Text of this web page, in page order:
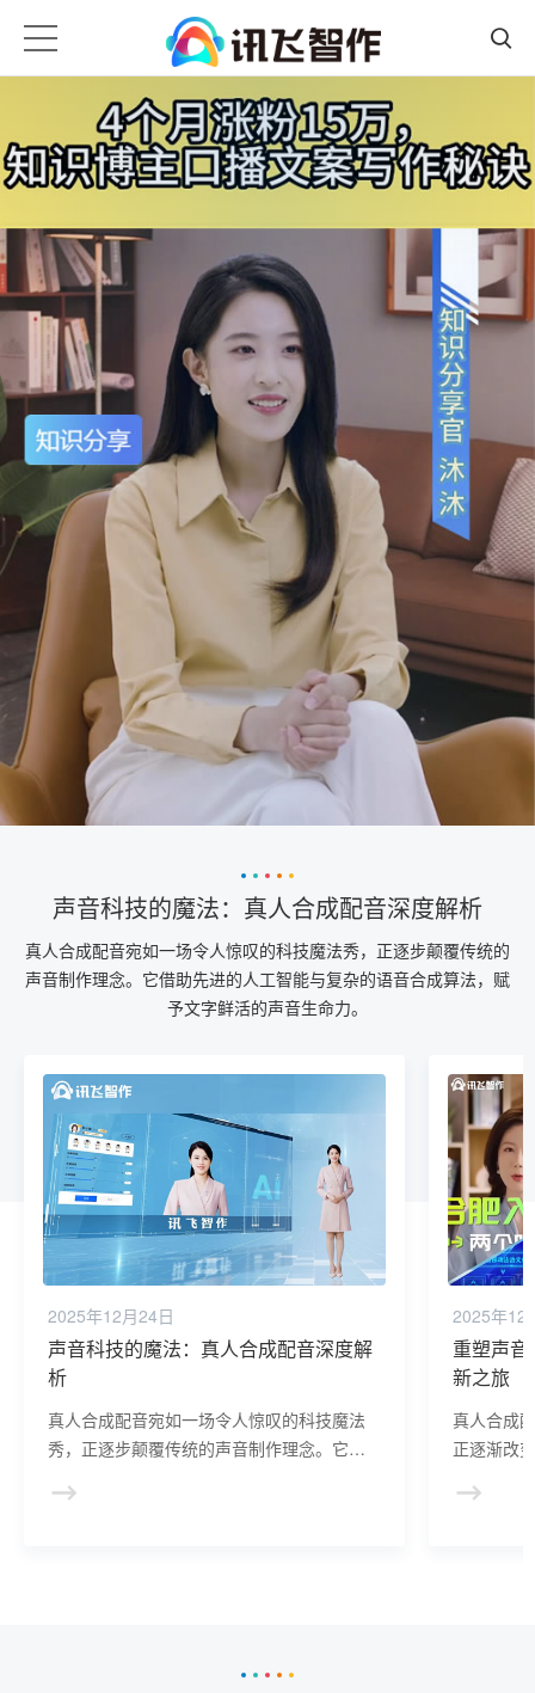
声音科技的魔法：真人合成配音深度解析
真人合成配音宛如一场令人惊叹的科技魔法秀，正逐步颠覆传统的
声音制作理念。它借助先进的人工智能与复杂的语音合成算法，赋
予文字鲜活的声音生命力。
2025年12月24日
声音科技的魔法：真人合成配音深度解
析
真人合成配音宛如一场令人惊叹的科技魔法
秀，正逐步颠覆传统的声音制作理念。它借
赋予文字鲜活的声音生命力。
2025年12
重塑声音
新之旅
真人合成
正逐渐改